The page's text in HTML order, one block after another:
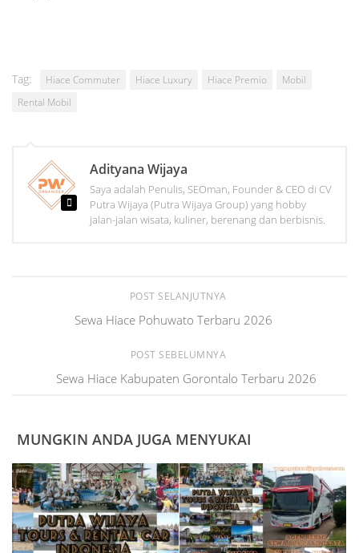
Tag: Hiace Commuter Hiace Luxury Hiace Premio
Mobil
Rental Mobil
Adityana Wijaya
Saya adalah Penulis, SEOman, Founder & CEO di CV
Putra Wijaya (Putra Wijaya Group) yang hobby
jalan-jalan wisata, kuliner, berenang dan berbisnis.
POST SELANJUTNYA
Sewa Hiace Pohuwato Terbaru 2026
POST SEBELUMNYA
Sewa Hiace Kabupaten Gorontalo Terbaru 2026
MUNGKIN ANDA JUGA MENYUKAI